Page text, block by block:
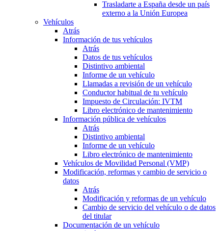
Trasladarte a España desde un país
externo a la Unión Europea
Vehículos
Atrás
Información de tus vehículos
Atrás
Datos de tus vehículos
Distintivo ambiental
Informe de un vehículo
Llamadas a revisión de un vehículo
Conductor habitual de tu vehículo
Impuesto de Circulación: IVTM
Libro electrónico de mantenimiento
Información pública de vehículos
Atrás
Distintivo ambiental
Informe de un vehículo
Libro electrónico de mantenimiento
Vehículos de Movilidad Personal (VMP)
Modificación, reformas y cambio de servicio o
datos
Atrás
Modificación y reformas de un vehículo
Cambio de servicio del vehículo o de datos
del titular
Documentación de un vehículo